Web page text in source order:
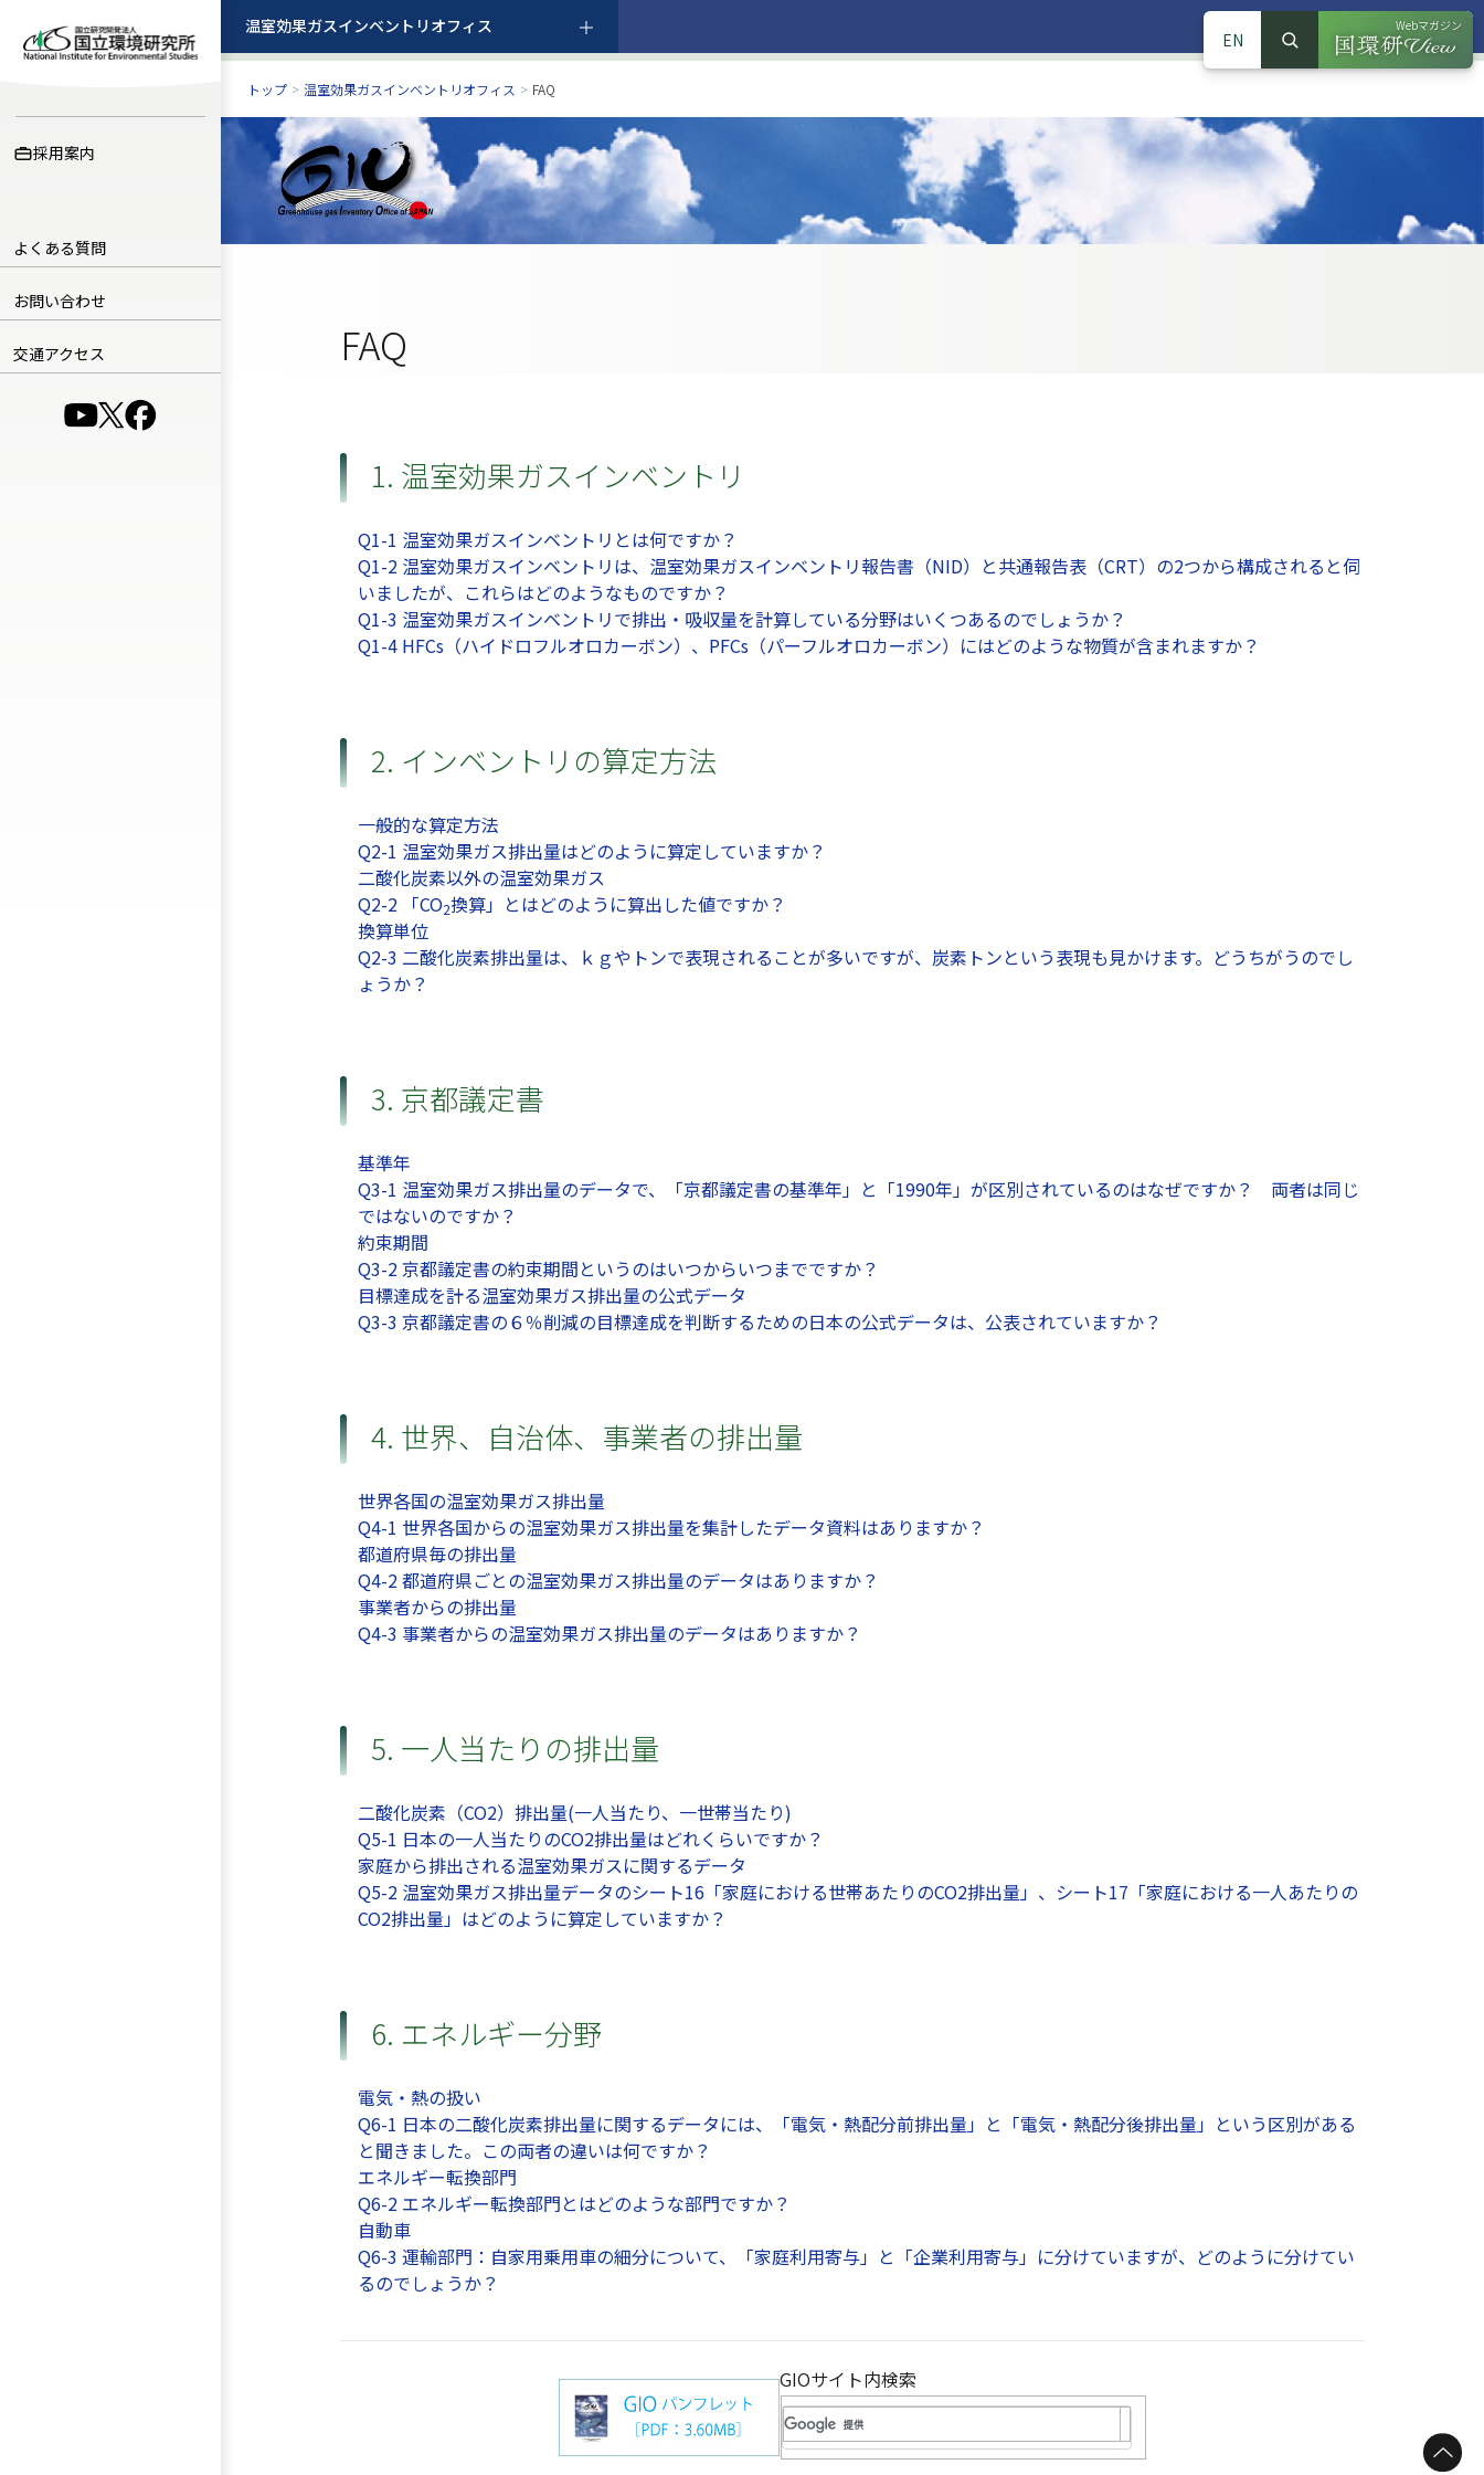
採用案内
よくある質問
お問い合わせ
交通アクセス
（別ウインドウで開きます）
（別ウインドウで開きます）
（別ウインドウで開きます）
EN
サイト内検索
検索
Webマガジン
（別ウインドウ
温室効果ガスインベントリオフィス
トップ > 温室効果ガスインベントリオフィス > FAQ
温室効果ガスインベントリオフィス
FAQ
1. 温室効果ガスインベントリ
Q1-1 温室効果ガスインベントリとは何ですか？
Q1-2 温室効果ガスインベントリは、温室効果ガスインベントリ報告書（NID）と共通報告表（CRT）の2つから構成されると伺
いましたが、これらはどのようなものですか？
Q1-3 温室効果ガスインベントリで排出・吸収量を計算している分野はいくつあるのでしょうか？
Q1-4 HFCs（ハイドロフルオロカーボン）、PFCs（パーフルオロカーボン）にはどのような物質が含まれますか？
2. インベントリの算定方法
一般的な算定方法
Q2-1 温室効果ガス排出量はどのように算定していますか？
二酸化炭素以外の温室効果ガス
Q2-2 「CO2換算」とはどのように算出した値ですか？
換算単位
Q2-3 二酸化炭素排出量は、ｋｇやトンで表現されることが多いですが、炭素トンという表現も見かけます。どうちがうのでし
ょうか？
3. 京都議定書
基準年
Q3-1 温室効果ガス排出量のデータで、「京都議定書の基準年」と「1990年」が区別されているのはなぜですか？ 両者は同じ
ではないのですか？
約束期間
Q3-2 京都議定書の約束期間というのはいつからいつまでですか？
目標達成を計る温室効果ガス排出量の公式データ
Q3-3 京都議定書の６％削減の目標達成を判断するための日本の公式データは、公表されていますか？
4. 世界、自治体、事業者の排出量
世界各国の温室効果ガス排出量
Q4-1 世界各国からの温室効果ガス排出量を集計したデータ資料はありますか？
都道府県毎の排出量
Q4-2 都道府県ごとの温室効果ガス排出量のデータはありますか？
事業者からの排出量
Q4-3 事業者からの温室効果ガス排出量のデータはありますか？
5. 一人当たりの排出量
二酸化炭素（CO2）排出量(一人当たり、一世帯当たり)
Q5-1 日本の一人当たりのCO2排出量はどれくらいですか？
家庭から排出される温室効果ガスに関するデータ
Q5-2 温室効果ガス排出量データのシート16「家庭における世帯あたりのCO2排出量」、シート17「家庭における一人あたりの
CO2排出量」はどのように算定していますか？
6. エネルギー分野
電気・熱の扱い
Q6-1 日本の二酸化炭素排出量に関するデータには、「電気・熱配分前排出量」と「電気・熱配分後排出量」という区別がある
と聞きました。この両者の違いは何ですか？
エネルギー転換部門
Q6-2 エネルギー転換部門とはどのような部門ですか？
自動車
Q6-3 運輸部門：自家用乗用車の細分について、「家庭利用寄与」と「企業利用寄与」に分けていますが、どのように分けてい
るのでしょうか？
（別ウインドウで開きます）
GIOサイト内検索